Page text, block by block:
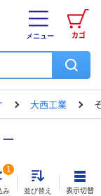
カゴ
メニュー
大西工業
み
1
並び替え 表示切替